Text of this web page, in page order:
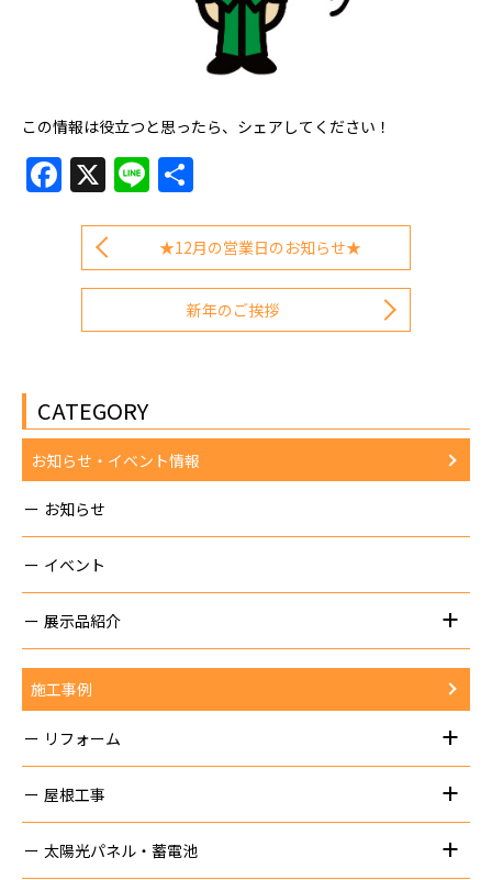
この情報は役立つと思ったら、シェアしてください！
Facebook
X Line
★12月の営業日のお知らせ★
新年のご挨拶
CATEGORY
お知らせ・イベント情報
お知らせ
イベント
展示品紹介
施工事例
リフォーム
屋根工事
太陽光パネル・蓄電池